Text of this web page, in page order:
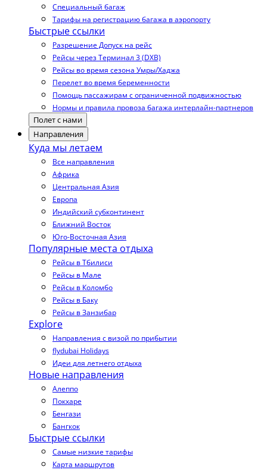
Специальный багаж
Тарифы на регистрацию багажа в аэропорту
Быстрые ссылки
Разрешение Допуск на рейс
Рейсы через Терминал 3 (DXB)
Рейсы во время сезона Умры/Хаджа
Перелет во время беременности
Помощь пассажирам с ограниченной подвижностью
Нормы и правила провоза багажа интерлайн-партнеров
Полет с нами
Направления
Куда мы летаем
Все направления
Африка
Центральная Азия
Европа
Индийский субконтинент
Ближний Восток
Юго-Восточная Азия
Популярные места отдыха
Рейсы в Тбилиси
Рейсы в Мале
Рейсы в Коломбо
Рейсы в Баку
Рейсы в Занзибар
Explore
Направления с визой по прибытии
flydubai Holidays
Идеи для летнего отдыха
Новые направления
Алеппо
Покхаре
Бенгази
Бангкок
Быстрые ссылки
Самые низкие тарифы
Карта маршрутов